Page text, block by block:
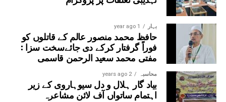
بہار 1 year ago
حافظ محمد منصور عالم کے قاتلوں کو
فوراً گرفتار کرکے دی جائےسخت سزا :
مفتی محمد سعید الرحمن قاسمی
محاسبہ 2 years ago
بیاد گار ہلال و دل سیوہاروی کے زیر
اہتمام ساتواں آف لائن مشاعرہ